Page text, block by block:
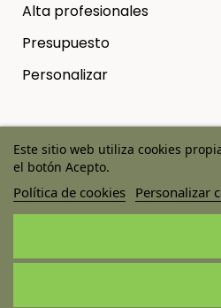
Alta profesionales
Presupuesto
Personalizar
Copyright © 2025 Ticab -
Este sitio web utiliza cookies
el botón Acepto.
Política de cookies Personalizar